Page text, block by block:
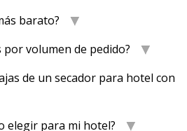
barato?
por volumen de pedido?
de un secador para hotel con
elegir para mi hotel?